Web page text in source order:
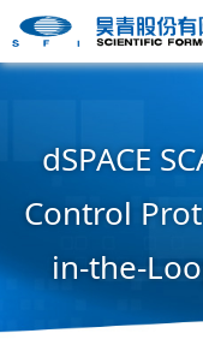
dSPACE
Control
in-the-